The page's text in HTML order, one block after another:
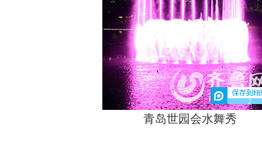
2
青岛世园会水舞秀